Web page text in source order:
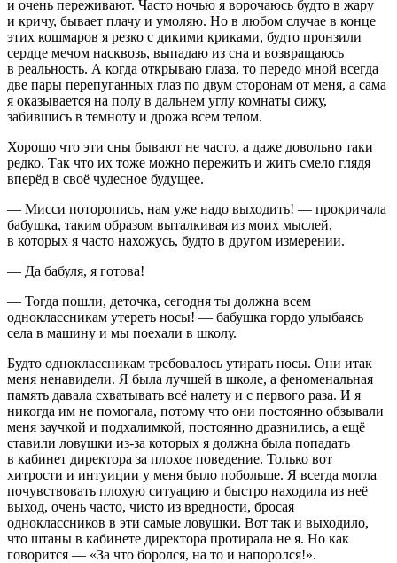
и очень переживают. Часто ночью я ворочаюсь будто в жару
и кричу, бывает плачу и умоляю. Но в любом случае в конце
этих кошмаров я резко с дикими криками, будто пронзили
сердце мечом насквозь, выпадаю из сна и возвращаюсь
в реальность. А когда открываю глаза, то передо мной всегда
две пары перепуганных глаз по двум сторонам от меня, а сама
я оказывается на полу в дальнем углу комнаты сижу,
забившись в темноту и дрожа всем телом.
Хорошо что эти сны бывают не часто, а даже довольно таки
редко. Так что их тоже можно пережить и жить смело глядя
вперёд в своё чудесное будущее.
— Мисси поторопись, нам уже надо выходить! — прокричала
бабушка, таким образом выталкивая из моих мыслей,
в которых я часто нахожусь, будто в другом измерении.
— Да бабуля, я готова!
— Тогда пошли, деточка, сегодня ты должна всем
одноклассникам утереть носы! — бабушка гордо улыбаясь
села в машину и мы поехали в школу.
Будто одноклассникам требовалось утирать носы. Они итак
меня ненавидели. Я была лучшей в школе, а феноменальная
память давала схватывать всё налету и с первого раза. И я
никогда им не помогала, потому что они постоянно обзывали
меня заучкой и подхалимкой, постоянно дразнились, а ещё
ставили ловушки из-за которых я должна была попадать
в кабинет директора за плохое поведение. Только вот
хитрости и интуиции у меня было побольше. Я всегда могла
почувствовать плохую ситуацию и быстро находила из неё
выход, очень часто, чисто из вредности, бросая
одноклассников в эти самые ловушки. Вот так и выходило,
что штаны в кабинете директора протирала не я. Но как
говорится — «За что боролся, на то и напоролся!».